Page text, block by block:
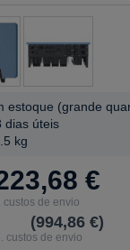
estoque (grande
dias úteis
kg
€
custos de envio
(994,86 €)
custos de envio